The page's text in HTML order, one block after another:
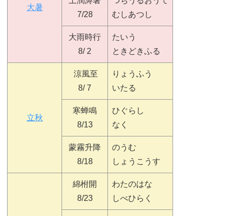
大暑
7/28
むしあつし
大雨時行
8/ 2
たいう
ときどきふる
立秋
涼風至
8/ 7
りょうふう
いたる
寒蝉鳴
8/13
ひぐらし
なく
蒙霧升降
8/18
のうむ
しょうこうす
綿柎開
8/23
わたのはな
しべひらく